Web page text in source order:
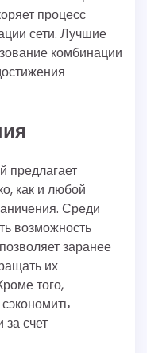
процесс
сети. Лучшие
комбинации
предлагает
как и любой
Среди
возможность
заранее
их
того,
счет